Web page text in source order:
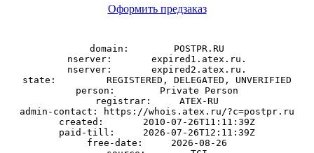
Оформить предзаказ
domain:        POSTPR.RU
nserver:       expired1.atex.ru.
nserver:       expired2.atex.ru.
state:         REGISTERED, DELEGATED, UNVERIFIED
person:        Private Person
registrar:     ATEX-RU
admin-contact: https://whois.atex.ru/?c=postpr.ru
created:       2010-07-26T11:11:39Z
paid-till:     2026-07-26T12:11:39Z
free-date:     2026-08-26